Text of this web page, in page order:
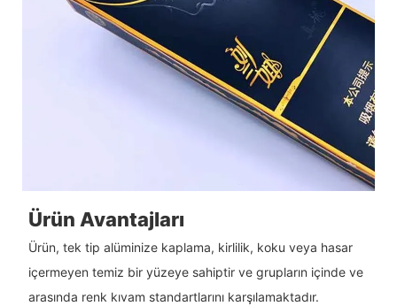
Ürün Avantajları
Ürün, tek tip alüminize kaplama, kirlilik, koku veya hasar
içermeyen temiz bir yüzeye sahiptir ve grupların içinde ve
arasında renk kıvam standartlarını karşılamaktadır.